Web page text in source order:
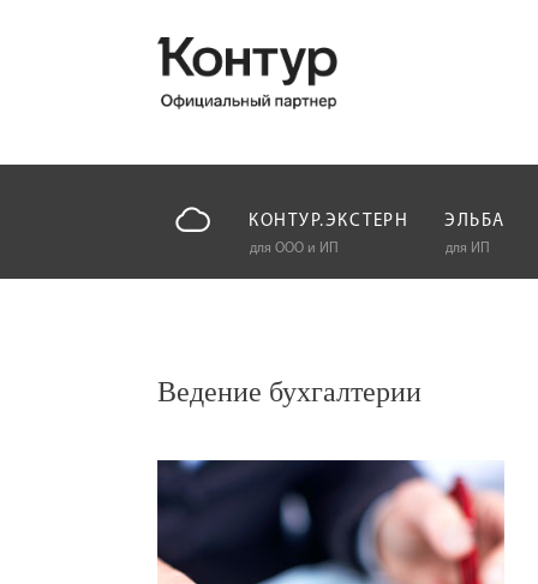
КОНТУР.ЭКСТЕРН
для ООО и ИП
ЭЛЬБА
для ИП
Ведение бухгалтерии